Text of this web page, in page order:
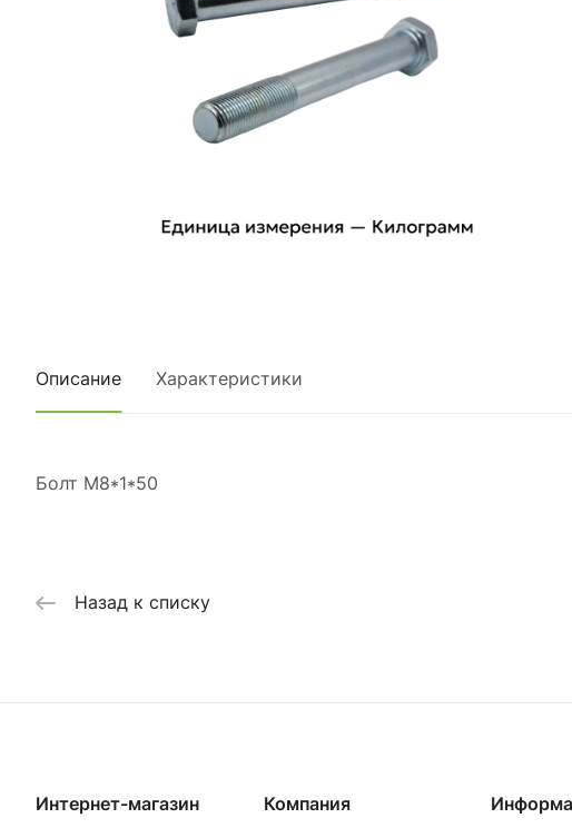
Описание Характеристики
Болт М8*1*50
Назад к списку
Интернет-магазин Компания